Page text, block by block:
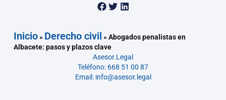
Inicio» Derecho civil »Abogados penalistas en
Albacete: pasos y plazos clave
Asesor.Legal
Teléfono: 668 51 00 87
Email: info@asesor.legal